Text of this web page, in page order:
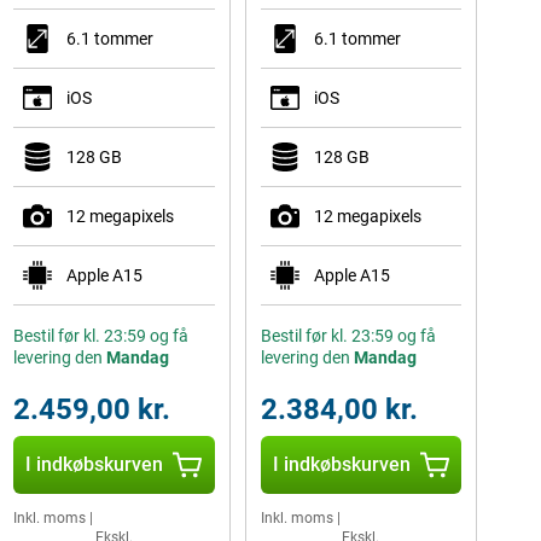
6.1 tommer
iOS
128 GB
12 megapixels
Apple A15
Bestil før kl. 23:59 og få
levering den Mandag
2.459,00 kr.
I indkøbskurven
Inkl. moms|
Ekskl.
6.1 tommer
iOS
128 GB
12 megapixels
Apple A15
Bestil før kl. 23:59 og få
levering den Mandag
2.384,00 kr.
I indkøbskurven
Inkl. moms|
Ekskl.